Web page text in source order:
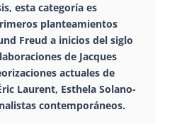
, esta categoría es
planteamientos
Freud a inicios del siglo
de Jacques
actuales de
Laurent, Esthela Solano-
contemporáneos.